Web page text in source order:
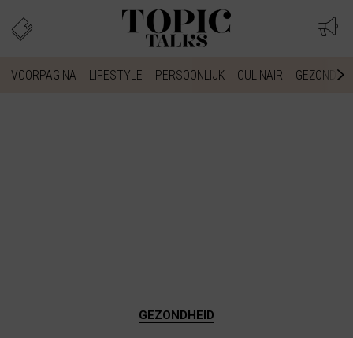
VOORPAGINA LIFESTYLE PERSOONLIJK CULINAIR
GEZONDHEID